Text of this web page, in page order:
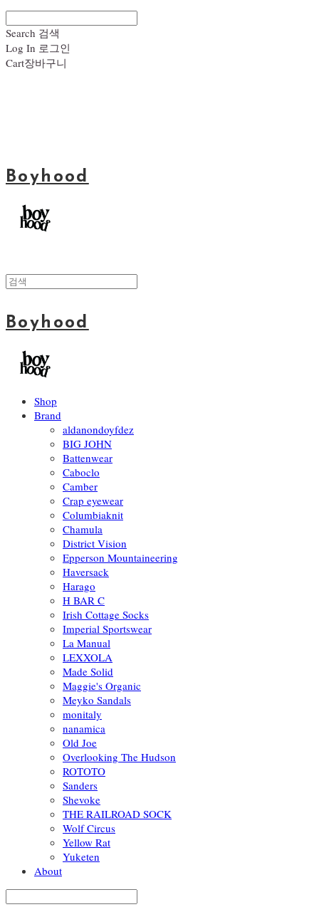
Search 검색
Log In 로그인
Cart장바구니
Boyhood
Boyhood
Shop
Brand
aldanondoyfdez
BIG JOHN
Battenwear
Caboclo
Camber
Crap eyewear
Columbiaknit
Chamula
District Vision
Epperson Mountaineering
Haversack
Harago
H BAR C
Irish Cottage Socks
Imperial Sportswear
La Manual
LEXXOLA
Made Solid
Maggie's Organic
Meyko Sandals
monitaly
nanamica
Old Joe
Overlooking The Hudson
ROTOTO
Sanders
Shevoke
THE RAILROAD SOCK
Wolf Circus
Yellow Rat
Yuketen
About